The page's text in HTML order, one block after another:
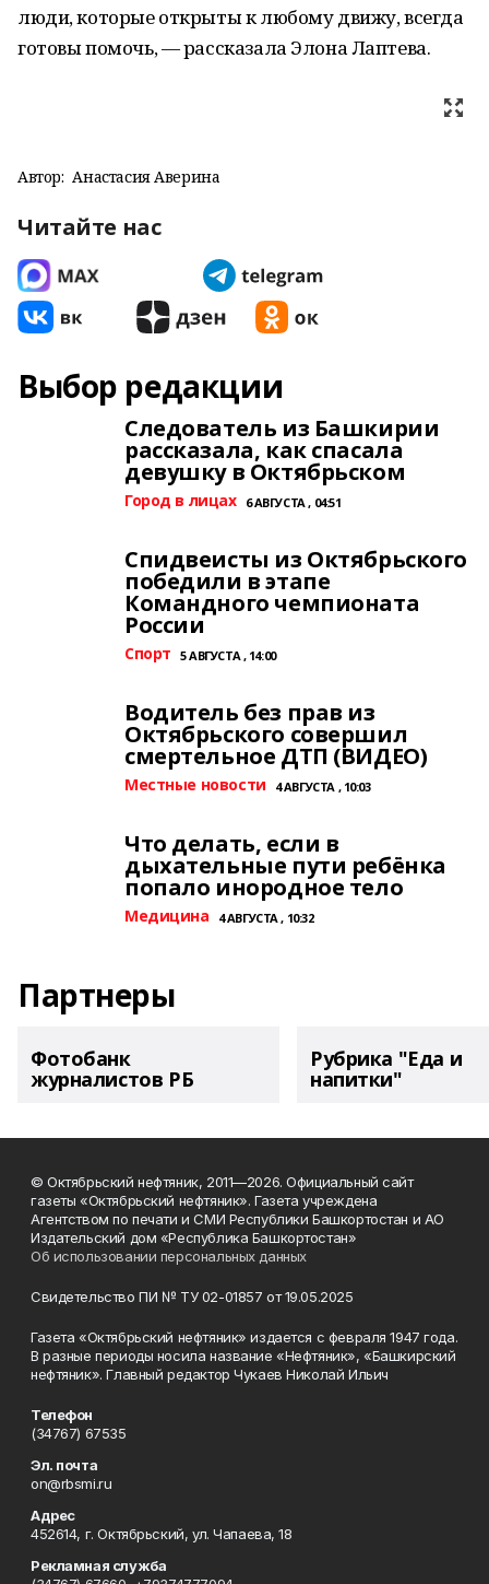
люди, которые открыты к любому движу, всегда
готовы помочь, — рассказала Элона Лаптева.
Автор: Анастасия Аверина
Читайте нас
Выбор редакции
Следователь из Башкирии
рассказала, как спасала
девушку в Октябрьском
Город в лицах 6 АВГУСТА , 04:51
Спидвеисты из Октябрьского
победили в этапе
Командного чемпионата
России
Спорт 5 АВГУСТА , 14:00
Водитель без прав из
Октябрьского совершил
смертельное ДТП (ВИДЕО)
Местные новости 4 АВГУСТА , 10:03
Что делать, если в
дыхательные пути ребёнка
попало инородное тело
Медицина 4 АВГУСТА , 10:32
Партнеры
Фотобанк
журналистов РБ
Рубрика "Еда и
напитки"
© Октябрьский нефтяник, 2011—2026. Официальный сайт
газеты «Октябрьский нефтяник». Газета учреждена
Агентством по печати и СМИ Республики Башкортостан и АО
Издательский дом «Республика Башкортостан»
Об использовании персональных данных
Свидетельство ПИ № ТУ 02-01857 от 19.05.2025
Газета «Октябрьский нефтяник» издается с февраля 1947 года.
В разные периоды носила название «Нефтяник», «Башкирский
нефтяник». Главный редактор Чукаев Николай Ильич
Телефон
(34767) 67535
Эл. почта
on@rbsmi.ru
Адрес
452614, г. Октябрьский, ул. Чапаева, 18
Рекламная служба